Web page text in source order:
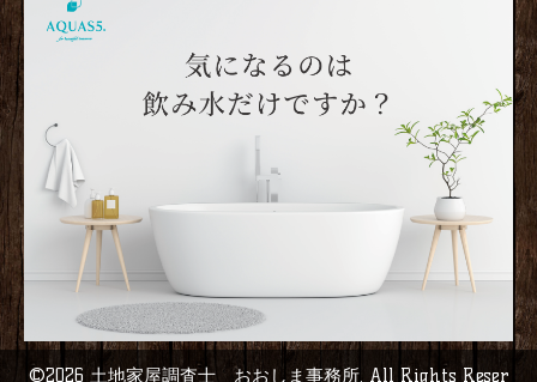
©2026 土地家屋調査士 おおしま事務所. All Rights Reser